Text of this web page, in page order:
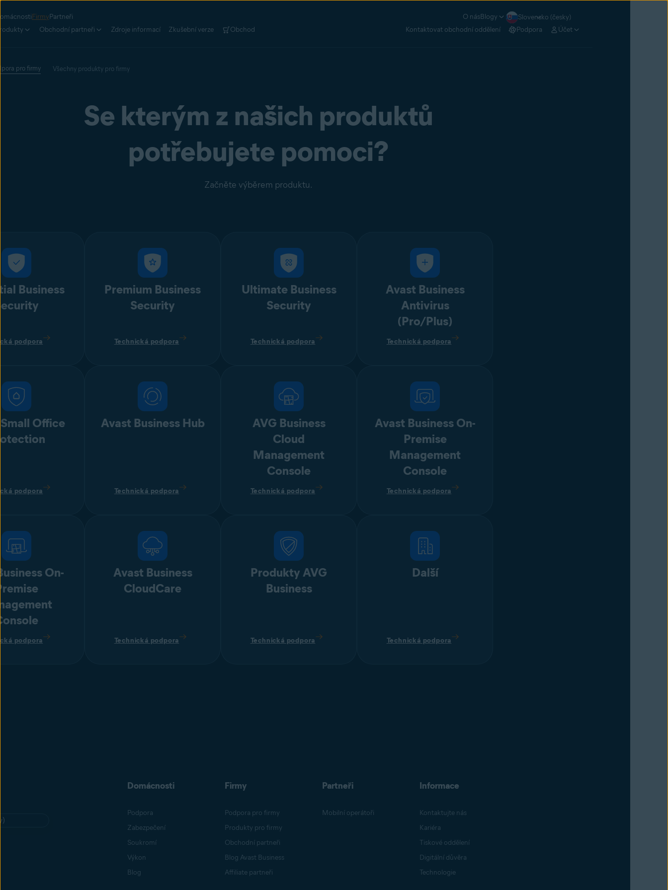
FirmyPartneři O násBlogy
Slovensko (česky)
Obchodní partneři Zdroje informací Zkušební verze Obchod Kontaktovat obchodní oddělení Podpora Účet
pro firmy Všechny produkty pro firmy
Se kterým z našich produktů
potřebujete pomoci?
Začněte výběrem produktu.
Business
podpora
Premium Business
Security
Technická podpora
Ultimate Business
Security
Technická podpora
Avast Business
Antivirus
(Pro/Plus)
Technická podpora
Office
podpora
Avast Business Hub
Technická podpora
AVG Business
Cloud
Management
Console
Technická podpora
Avast Business On-
Premise
Management
Console
Technická podpora
On-
podpora
Avast Business
CloudCare
Technická podpora
Produkty AVG
Business
Technická podpora
Další
Technická podpora
Domácnosti
Podpora
Zabezpečení
Soukromí
Výkon
Blog
Firmy
Podpora pro firmy
Produkty pro firmy
Obchodní partneři
Blog Avast Business
Affiliate partneři
Partneři
Mobilní operátoři
Informace
Kontaktujte nás
Kariéra
Tiskové oddělení
Digitální důvěra
Technologie